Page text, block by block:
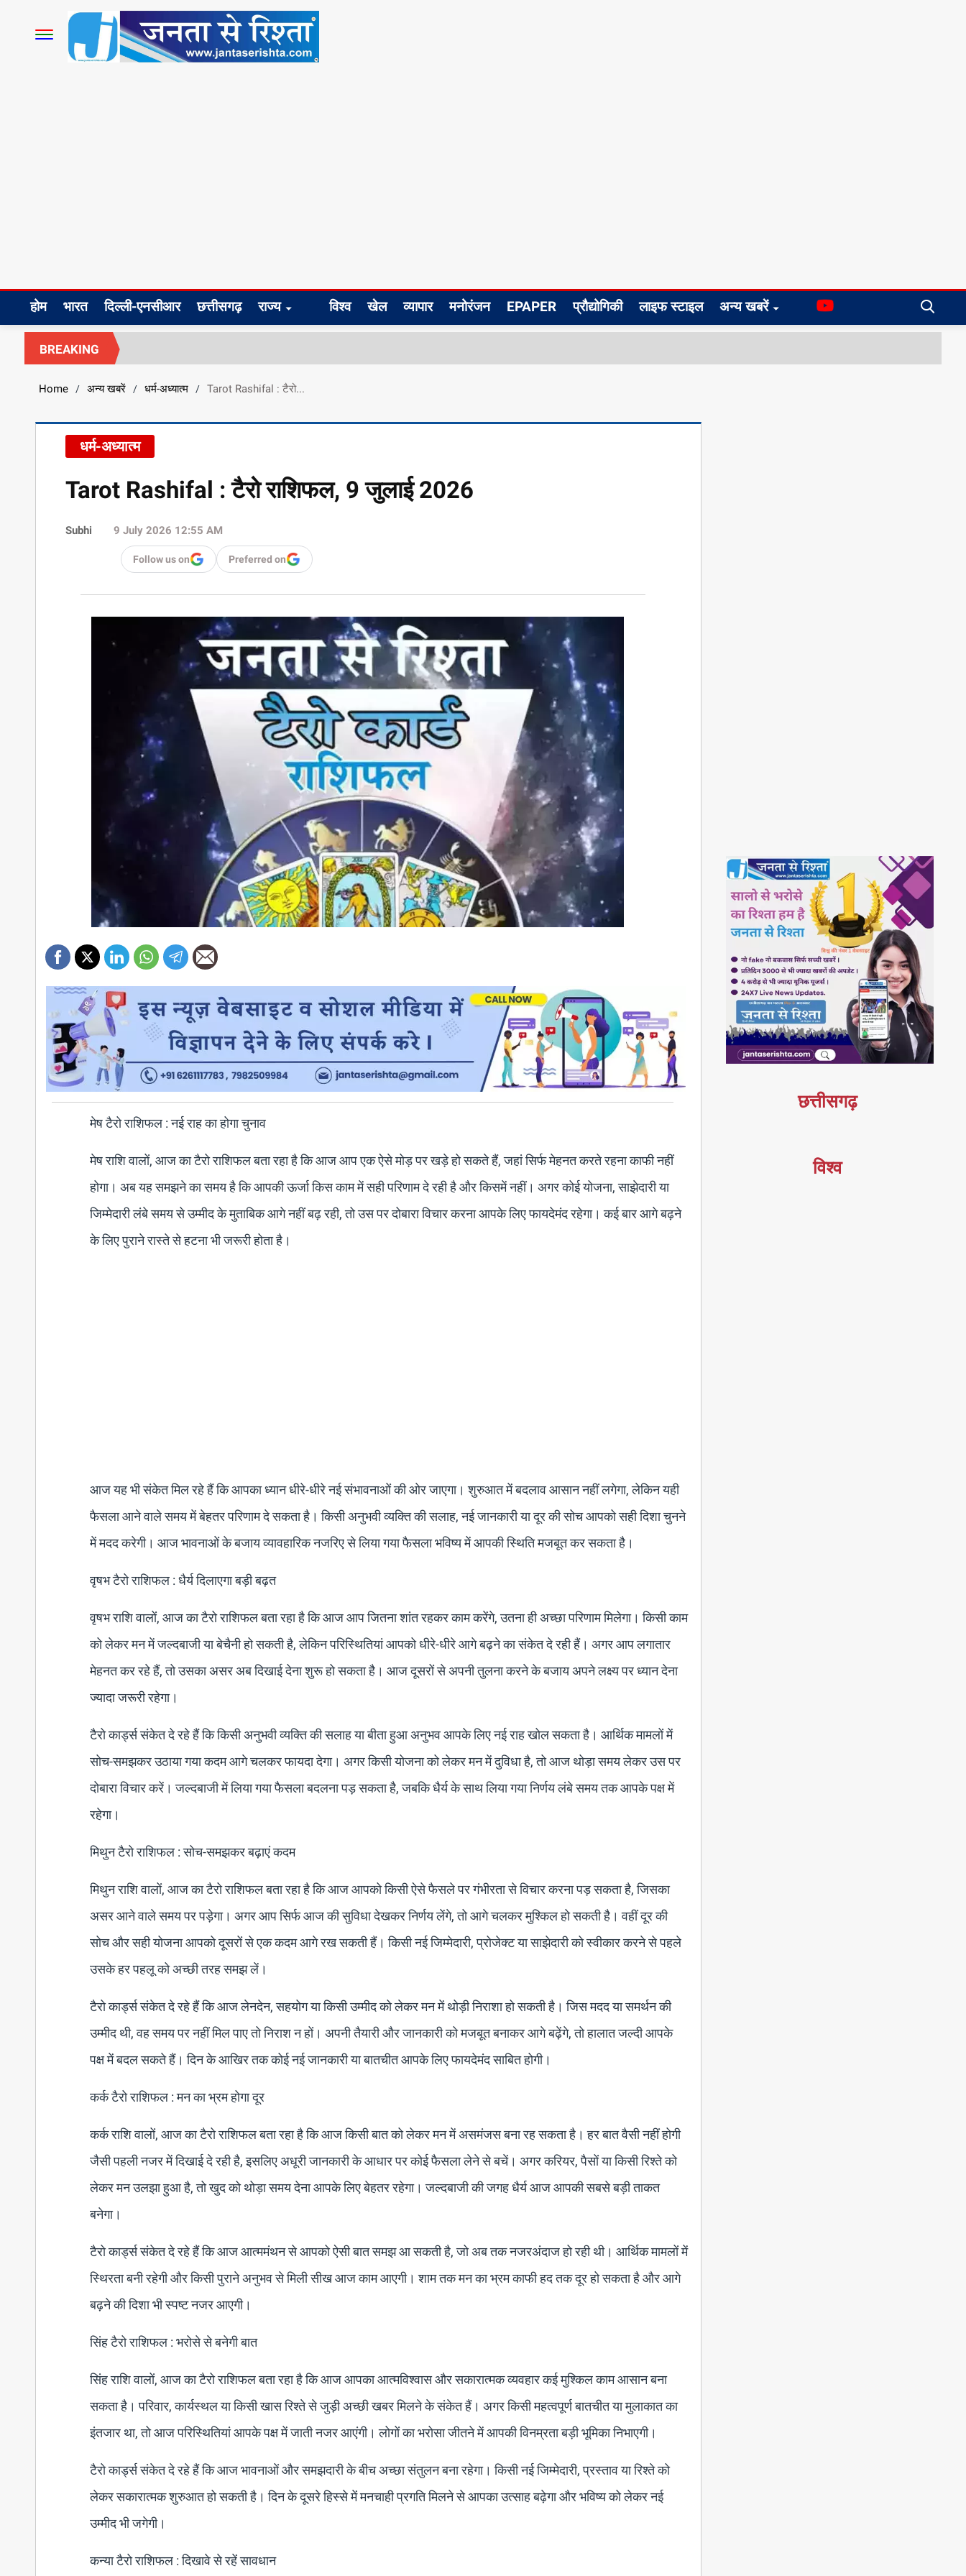
होम भारत दिल्ली-एनसीआर छत्तीसगढ़ राज्य विश्व खेल व्यापार मनोरंजन EPAPER प्रौद्योगिकी लाइफ स्टाइल अन्य खबरें
BREAKING
Home / अन्य खबरें / धर्म-अध्यात्म / Tarot Rashifal : टैरो...
धर्म-अध्यात्म
Tarot Rashifal : टैरो राशिफल, 9 जुलाई 2026
Subhi 9 July 2026 12:55 AM
Follow us on Preferred on
मेष टैरो राशिफल : नई राह का होगा चुनाव
मेष राशि वालों, आज का टैरो राशिफल बता रहा है कि आज आप एक ऐसे मोड़ पर खड़े हो सकते हैं, जहां सिर्फ मेहनत करते रहना काफी नहीं
होगा। अब यह समझने का समय है कि आपकी ऊर्जा किस काम में सही परिणाम दे रही है और किसमें नहीं। अगर कोई योजना, साझेदारी या
जिम्मेदारी लंबे समय से उम्मीद के मुताबिक आगे नहीं बढ़ रही, तो उस पर दोबारा विचार करना आपके लिए फायदेमंद रहेगा। कई बार आगे बढ़ने
के लिए पुराने रास्ते से हटना भी जरूरी होता है।
आज यह भी संकेत मिल रहे हैं कि आपका ध्यान धीरे-धीरे नई संभावनाओं की ओर जाएगा। शुरुआत में बदलाव आसान नहीं लगेगा, लेकिन यही
फैसला आने वाले समय में बेहतर परिणाम दे सकता है। किसी अनुभवी व्यक्ति की सलाह, नई जानकारी या दूर की सोच आपको सही दिशा चुनने
में मदद करेगी। आज भावनाओं के बजाय व्यावहारिक नजरिए से लिया गया फैसला भविष्य में आपकी स्थिति मजबूत कर सकता है।
वृषभ टैरो राशिफल : धैर्य दिलाएगा बड़ी बढ़त
वृषभ राशि वालों, आज का टैरो राशिफल बता रहा है कि आज आप जितना शांत रहकर काम करेंगे, उतना ही अच्छा परिणाम मिलेगा। किसी काम
को लेकर मन में जल्दबाजी या बेचैनी हो सकती है, लेकिन परिस्थितियां आपको धीरे-धीरे आगे बढ़ने का संकेत दे रही हैं। अगर आप लगातार
मेहनत कर रहे हैं, तो उसका असर अब दिखाई देना शुरू हो सकता है। आज दूसरों से अपनी तुलना करने के बजाय अपने लक्ष्य पर ध्यान देना
ज्यादा जरूरी रहेगा।
टैरो कार्ड्स संकेत दे रहे हैं कि किसी अनुभवी व्यक्ति की सलाह या बीता हुआ अनुभव आपके लिए नई राह खोल सकता है। आर्थिक मामलों में
सोच-समझकर उठाया गया कदम आगे चलकर फायदा देगा। अगर किसी योजना को लेकर मन में दुविधा है, तो आज थोड़ा समय लेकर उस पर
दोबारा विचार करें। जल्दबाजी में लिया गया फैसला बदलना पड़ सकता है, जबकि धैर्य के साथ लिया गया निर्णय लंबे समय तक आपके पक्ष में
रहेगा।
मिथुन टैरो राशिफल : सोच-समझकर बढ़ाएं कदम
मिथुन राशि वालों, आज का टैरो राशिफल बता रहा है कि आज आपको किसी ऐसे फैसले पर गंभीरता से विचार करना पड़ सकता है, जिसका
असर आने वाले समय पर पड़ेगा। अगर आप सिर्फ आज की सुविधा देखकर निर्णय लेंगे, तो आगे चलकर मुश्किल हो सकती है। वहीं दूर की
सोच और सही योजना आपको दूसरों से एक कदम आगे रख सकती हैं। किसी नई जिम्मेदारी, प्रोजेक्ट या साझेदारी को स्वीकार करने से पहले
उसके हर पहलू को अच्छी तरह समझ लें।
टैरो कार्ड्स संकेत दे रहे हैं कि आज लेनदेन, सहयोग या किसी उम्मीद को लेकर मन में थोड़ी निराशा हो सकती है। जिस मदद या समर्थन की
उम्मीद थी, वह समय पर नहीं मिल पाए तो निराश न हों। अपनी तैयारी और जानकारी को मजबूत बनाकर आगे बढ़ेंगे, तो हालात जल्दी आपके
पक्ष में बदल सकते हैं। दिन के आखिर तक कोई नई जानकारी या बातचीत आपके लिए फायदेमंद साबित होगी।
कर्क टैरो राशिफल : मन का भ्रम होगा दूर
कर्क राशि वालों, आज का टैरो राशिफल बता रहा है कि आज किसी बात को लेकर मन में असमंजस बना रह सकता है। हर बात वैसी नहीं होगी
जैसी पहली नजर में दिखाई दे रही है, इसलिए अधूरी जानकारी के आधार पर कोई फैसला लेने से बचें। अगर करियर, पैसों या किसी रिश्ते को
लेकर मन उलझा हुआ है, तो खुद को थोड़ा समय देना आपके लिए बेहतर रहेगा। जल्दबाजी की जगह धैर्य आज आपकी सबसे बड़ी ताकत
बनेगा।
टैरो कार्ड्स संकेत दे रहे हैं कि आज आत्ममंथन से आपको ऐसी बात समझ आ सकती है, जो अब तक नजरअंदाज हो रही थी। आर्थिक मामलों में
स्थिरता बनी रहेगी और किसी पुराने अनुभव से मिली सीख आज काम आएगी। शाम तक मन का भ्रम काफी हद तक दूर हो सकता है और आगे
बढ़ने की दिशा भी स्पष्ट नजर आएगी।
सिंह टैरो राशिफल : भरोसे से बनेगी बात
सिंह राशि वालों, आज का टैरो राशिफल बता रहा है कि आज आपका आत्मविश्वास और सकारात्मक व्यवहार कई मुश्किल काम आसान बना
सकता है। परिवार, कार्यस्थल या किसी खास रिश्ते से जुड़ी अच्छी खबर मिलने के संकेत हैं। अगर किसी महत्वपूर्ण बातचीत या मुलाकात का
इंतजार था, तो आज परिस्थितियां आपके पक्ष में जाती नजर आएंगी। लोगों का भरोसा जीतने में आपकी विनम्रता बड़ी भूमिका निभाएगी।
टैरो कार्ड्स संकेत दे रहे हैं कि आज भावनाओं और समझदारी के बीच अच्छा संतुलन बना रहेगा। किसी नई जिम्मेदारी, प्रस्ताव या रिश्ते को
लेकर सकारात्मक शुरुआत हो सकती है। दिन के दूसरे हिस्से में मनचाही प्रगति मिलने से आपका उत्साह बढ़ेगा और भविष्य को लेकर नई
उम्मीद भी जगेगी।
कन्या टैरो राशिफल : दिखावे से रहें सावधान
छत्तीसगढ़
विश्व